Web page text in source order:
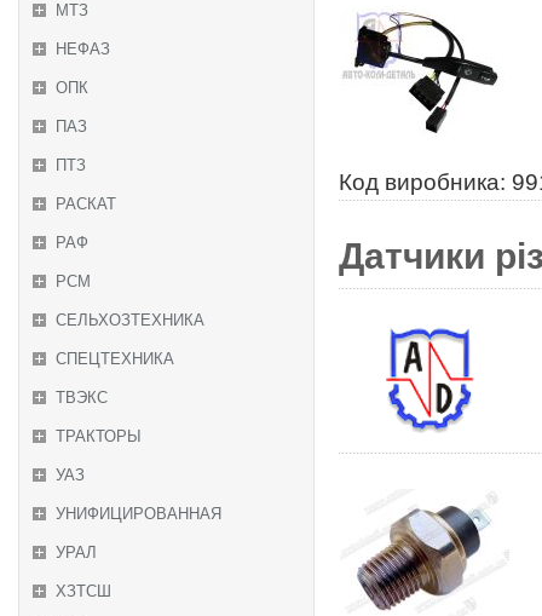
МТЗ
НЕФАЗ
ОПК
ПАЗ
ПТЗ
РАСКАТ
РАФ
РСМ
СЕЛЬХОЗТЕХНИКА
СПЕЦТЕХНИКА
ТВЭКС
ТРАКТОРЫ
УАЗ
УНИФИЦИРОВАННАЯ
УРАЛ
ХЗТСШ
Код виробника:
Датчики